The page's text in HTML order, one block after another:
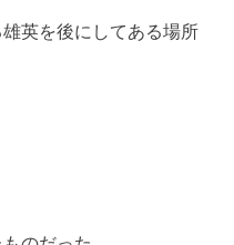
英を後にしてある場所